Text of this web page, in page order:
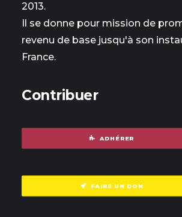
2013.
Il se donne pour mission de
revenu de base jusqu'à son
France.
Contribuer
ADHÉRER
FAIRE UN DON